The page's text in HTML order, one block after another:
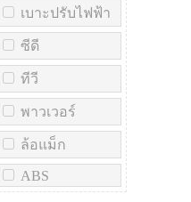
เบาะปรับไฟฟ้า
ซีดี
ทีวี
พาวเวอร์
ล้อแม็ก
ABS